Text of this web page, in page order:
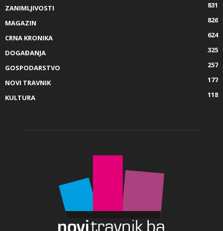
ZANIMLJIVOSTI
831
MAGAZIN
826
CRNA KRONIKA
624
DOGAĐANJA
325
GOSPODARSTVO
257
NOVI TRAVNIK
177
KULTURA
118